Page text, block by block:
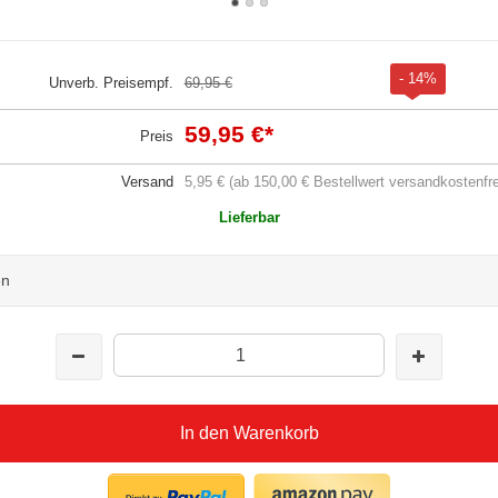
Unverb. Preisempf. 69,95 € - 14%
Preis 59,95 €*
Versand 5,95 € (ab 150,00 € Bestellwert
Lieferbar
In den Warenkorb